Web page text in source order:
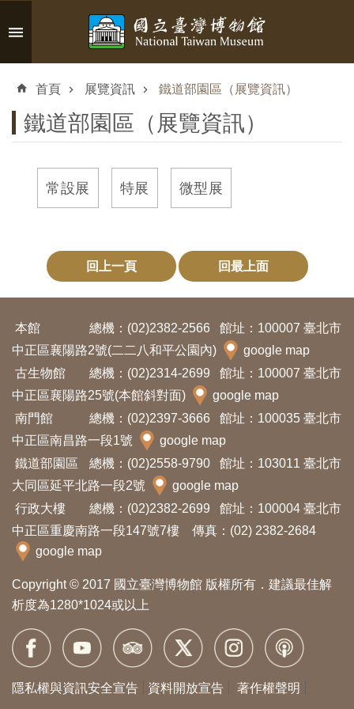
跳到主要內容區塊
搜
觀
資
訊
展
覽
資
訊
教
育
活
動
出
版
首頁 展覽資訊 鐵道部園區（展覽資訊）
鐵道部園區（展覽資訊）
常設展 特展 微型展
回上一頁 回最上面
本館 總機：(02)2382-2566
館址：100007 臺北市
中正區襄陽路2號(二二八和平公園內)
google map
古生物館
總機：(02)2314-2699
館址：100007 臺北市
中正區襄陽路25號(本館斜對面)
google map
南門館
總機：(02)2397-3666
館址：100035 臺北市
中正區南昌路一段1號
google map
鐵道部園區
總機：(02)2558-9790
館址：103011 臺北市
大同區延平北路一段2號
google map
行政大樓
總機：(02)2382-2699
館址：100004 臺北市
中正區重慶南路一段147號7樓 傳真：(02) 2382-2684
google map
Copyright © 2017 國立臺灣博物館 版權所有．建議最佳解
析度為1280*1024或以上
隱私權與資訊安全宣告 資料開放宣告 著作權聲明